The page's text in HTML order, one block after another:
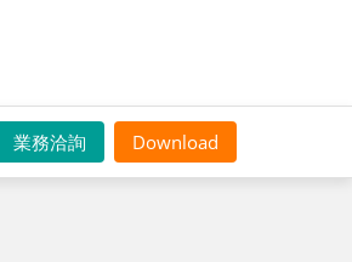
業務洽詢 Download